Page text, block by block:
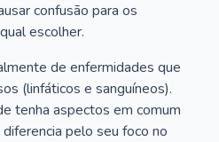
confusão para os
escolher.
de enfermidades que
(linfáticos e sanguíneos).
tenha aspectos em comum
pelo seu foco no